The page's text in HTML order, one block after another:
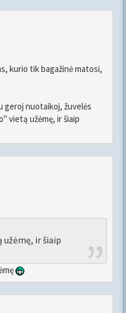
kurio tik bagažinė matosi,
geroj nuotaikoj, žuvelės
vietą užėmę, ir šiaip
užėmę, ir šiaip